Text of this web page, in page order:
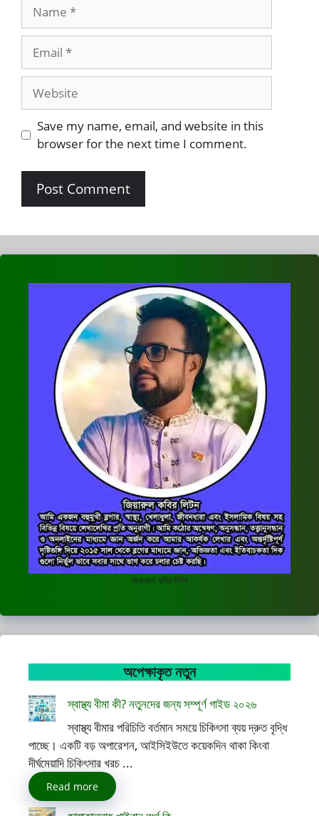
Save my name, email, and website in this
browser for the next time I comment.
জিয়ারুল কবির লিটন
অপেক্ষাকৃত নতুন
স্বাস্থ্য বীমা কী? নতুনদের জন্য সম্পূর্ণ গাইড ২০২৬
স্বাস্থ্য বীমার পরিচিতি বর্তমান সময়ে চিকিৎসা ব্যয় দ্রুত বৃদ্ধি
পাচ্ছে। একটি বড় অপারেশন, আইসিইউতে কয়েকদিন থাকা কিংবা
দীর্ঘমেয়াদি চিকিৎসার খরচ ...
Read more